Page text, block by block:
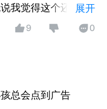
我觉得这个还不错
展开
9 0
总会点到广告